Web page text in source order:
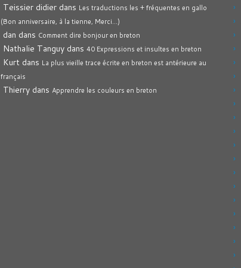
Teissier didier dans Les traductions les + fréquentes en gallo
(Bon anniversaire, à la tienne, Merci…)
dan dans Comment dire bonjour en breton
Nathalie Tanguy dans 40 Expressions et insultes en breton
Kurt dans La plus vieille trace écrite en breton est antérieure au
français
Thierry dans Apprendre les couleurs en breton